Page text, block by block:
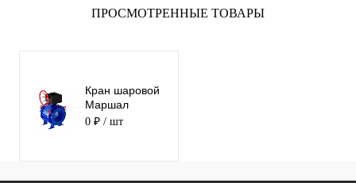
ПРОСМОТРЕННЫЕ ТОВАРЫ
Кран шаровой
Маршал
11с67п СФ
0 ₽ / шт